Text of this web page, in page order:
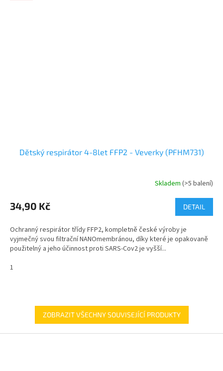
Dětský respirátor 4-8let FFP2 - Veverky (PFHM731)
Skladem (>5 balení)
34,90 Kč DETAIL
Ochranný respirátor třídy FFP2, kompletně české výroby je
vyjmečný svou filtrační NANOmembránou, díky které je opakovaně
použitelný a jeho účinnost proti SARS-Cov2 je vyšší...
1
ZOBRAZIT VŠECHNY SOUVISEJÍCÍ PRODUKTY